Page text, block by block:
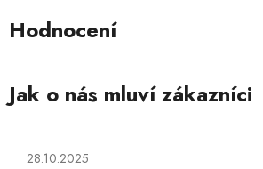
Hodnocení
Hodnocení obchodu je 5 z 5 hvězdiček.
28.10.2025